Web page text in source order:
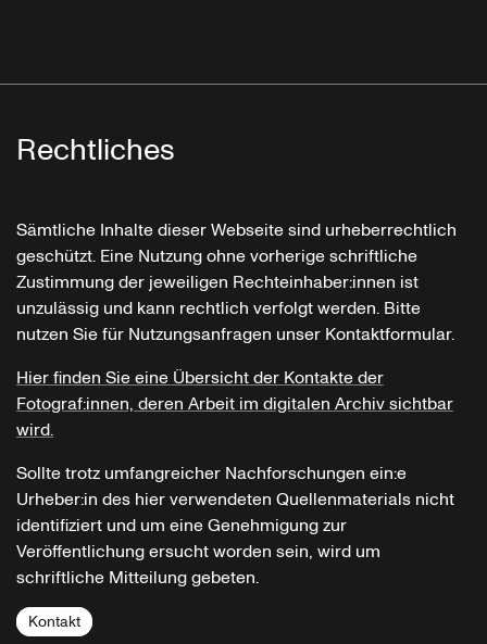
Rechtliches
Sämtliche Inhalte dieser Webseite sind urheberrechtlich
geschützt. Eine Nutzung ohne vorherige schriftliche
Zustimmung der jeweiligen Rechteinhaber:innen ist
unzulässig und kann rechtlich verfolgt werden. Bitte
nutzen Sie für Nutzungsanfragen unser Kontaktformular.
Hier finden Sie eine Übersicht der Kontakte der
Fotograf:innen, deren Arbeit im digitalen Archiv sichtbar
wird.
Sollte trotz umfangreicher Nachforschungen ein:e
Urheber:in des hier verwendeten Quellenmaterials nicht
identifiziert und um eine Genehmigung zur
Veröffentlichung ersucht worden sein, wird um
schriftliche Mitteilung gebeten.
Kontakt